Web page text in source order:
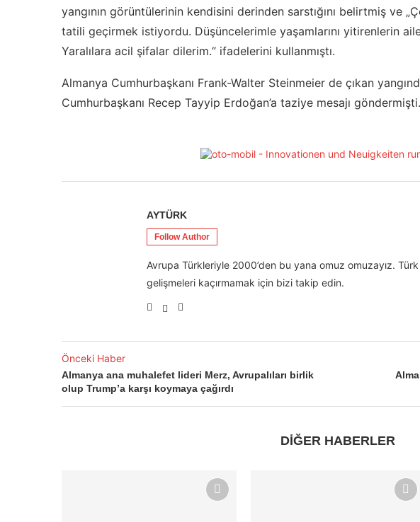
yangının görüntülerinin kendisini derinden sarstığını belirtmiş ve
tatili geçirmek istiyordu. Düşüncelerimle yaşamlarını yitirenlerin
Yaralılara acil şifalar dilerim.“ ifadelerini kullanmıştı.
Almanya Cumhurbaşkanı Frank-Walter Steinmeier de çıkan
Cumhurbaşkanı Recep Tayyip Erdoğan’a taziye mesajı göndermişti.
AYTÜRK
Follow Author
Avrupa Türkleriyle 2000’den bu yana omuz omuzayız.
gelişmeleri kaçırmamak için bizi takip edin.
Önceki Haber
Almanya ana muhalefet lideri Merz, Avrupalıları birlik
olup Trump’a karşı koymaya çağırdı
DİĞER HABERLER